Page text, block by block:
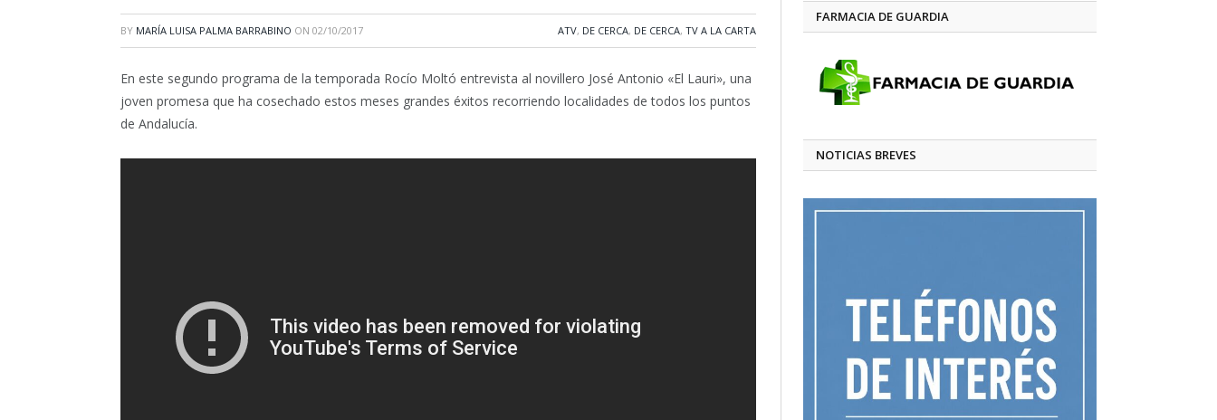
BY MARÍA LUISA PALMA BARRABINO ON 02/10/2017 ATV, DE CERCA, DE CERCA, TV A LA CARTA
En este segundo programa de la temporada Rocío Moltó entrevista al novillero José Antonio «El Lauri», una
joven promesa que ha cosechado estos meses grandes éxitos recorriendo localidades de todos los puntos
de Andalucía.
FARMACIA DE GUARDIA
NOTICIAS BREVES